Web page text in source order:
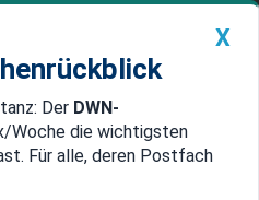
Geldanlage Premium
Magazin China
X
Der DWN-
Woche die wichtigsten
Für alle, deren Postfach